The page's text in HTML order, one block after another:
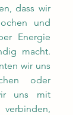
dass wir
und
Energie
macht.
wir uns
oder
uns mit